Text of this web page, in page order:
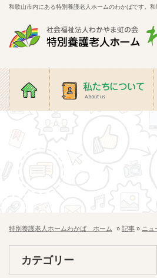
和歌山市内にある特別養護老人ホームのわかばです。
かば
私たちについて
特別養護老人ホームわかば ホーム » 記事 » ニュ
カテゴリー